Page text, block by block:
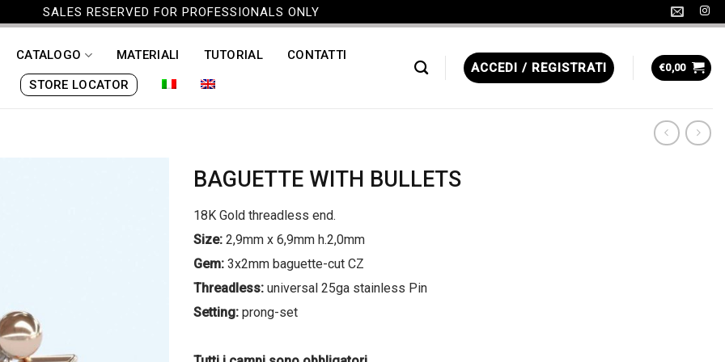
SALES RESERVED FOR PROFESSIONALS ONLY
CATALOGO MATERIALI TUTORIAL CONTATTI
STORE LOCATOR
ACCEDI / REGISTRATI €0,00
BAGUETTE WITH BULLETS
18K Gold threadless end.
Size: 2,9mm x 6,9mm h.2,0mm
Gem: 3x2mm baguette-cut CZ
Threadless: universal 25ga stainless Pin
Setting: prong-set